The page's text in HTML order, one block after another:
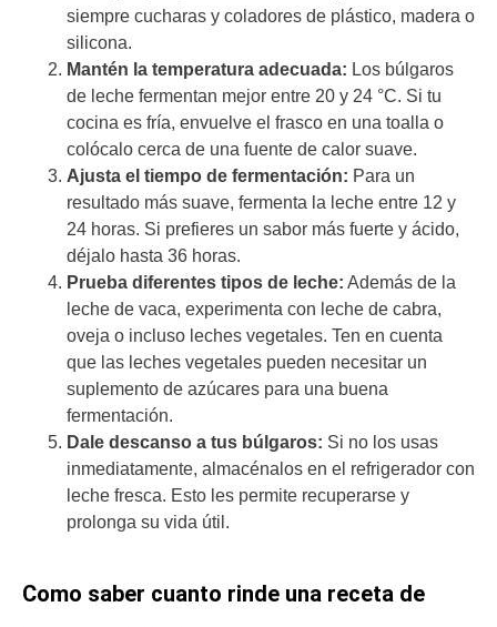
siempre cucharas y coladores de plástico, madera o
silicona.
Mantén la temperatura adecuada: Los búlgaros
de leche fermentan mejor entre 20 y 24 °C. Si tu
cocina es fría, envuelve el frasco en una toalla o
colócalo cerca de una fuente de calor suave.
Ajusta el tiempo de fermentación: Para un
resultado más suave, fermenta la leche entre 12 y
24 horas. Si prefieres un sabor más fuerte y ácido,
déjalo hasta 36 horas.
Prueba diferentes tipos de leche: Además de la
leche de vaca, experimenta con leche de cabra,
oveja o incluso leches vegetales. Ten en cuenta
que las leches vegetales pueden necesitar un
suplemento de azúcares para una buena
fermentación.
Dale descanso a tus búlgaros: Si no los usas
inmediatamente, almacénalos en el refrigerador con
leche fresca. Esto les permite recuperarse y
prolonga su vida útil.
Como saber cuanto rinde una receta de